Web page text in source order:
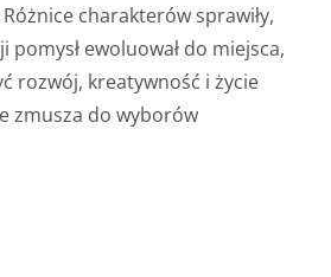
charakterów sprawiły,
pomysł ewoluował do miejsca,
rozwój, kreatywność i życie
zmusza do wyborów